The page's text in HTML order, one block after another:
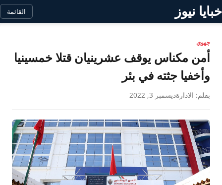
خبايا نيوز القائمة
جهوي
أمن مكناس يوقف عشرينيان قتلا خمسينيا
وأخفيا جثته في بئر
بقلم: الادارةديسمبر 3, 2022